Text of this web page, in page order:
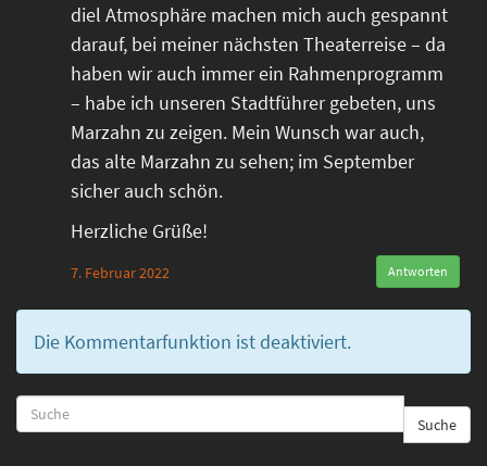
diel Atmosphäre machen mich auch gespannt
darauf, bei meiner nächsten Theaterreise – da
haben wir auch immer ein Rahmenprogramm
– habe ich unseren Stadtführer gebeten, uns
Marzahn zu zeigen. Mein Wunsch war auch,
das alte Marzahn zu sehen; im September
sicher auch schön.
Herzliche Grüße!
7. Februar 2022 Antworten
Die Kommentarfunktion ist deaktiviert.
Suche